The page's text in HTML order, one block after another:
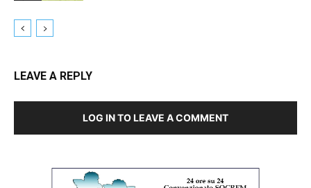
LEAVE A REPLY
LOG IN TO LEAVE A COMMENT